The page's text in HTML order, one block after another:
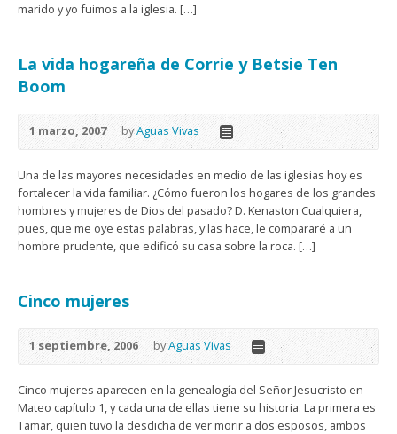
marido y yo fuimos a la iglesia. […]
La vida hogareña de Corrie y Betsie Ten
Boom
1 marzo, 2007 byAguas Vivas
Una de las mayores necesidades en medio de las iglesias hoy es
fortalecer la vida familiar. ¿Cómo fueron los hogares de los grandes
hombres y mujeres de Dios del pasado? D. Kenaston Cualquiera,
pues, que me oye estas palabras, y las hace, le compararé a un
hombre prudente, que edificó su casa sobre la roca. […]
Cinco mujeres
1 septiembre, 2006 byAguas Vivas
Cinco mujeres aparecen en la genealogía del Señor Jesucristo en
Mateo capítulo 1, y cada una de ellas tiene su historia. La primera es
Tamar, quien tuvo la desdicha de ver morir a dos esposos, ambos